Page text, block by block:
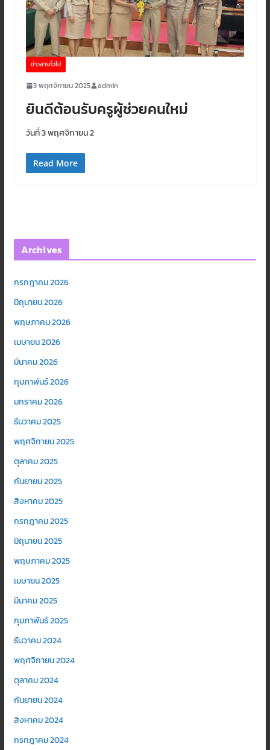
ข่าวสารทั่วไป
3 พฤศจิกายน 2025 admin
ยินดีต้อนรับครูผู้ช่วยคนใหม่
วันที่ 3 พฤศจิกายน 2
Read More
Archives
กรกฎาคม 2026
มิถุนายน 2026
พฤษภาคม 2026
เมษายน 2026
มีนาคม 2026
กุมภาพันธ์ 2026
มกราคม 2026
ธันวาคม 2025
พฤศจิกายน 2025
ตุลาคม 2025
กันยายน 2025
สิงหาคม 2025
กรกฎาคม 2025
มิถุนายน 2025
พฤษภาคม 2025
เมษายน 2025
มีนาคม 2025
กุมภาพันธ์ 2025
ธันวาคม 2024
พฤศจิกายน 2024
ตุลาคม 2024
กันยายน 2024
สิงหาคม 2024
กรกฎาคม 2024